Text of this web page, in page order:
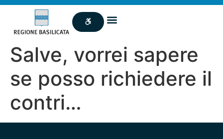
Salve, vorrei sapere
se posso richiedere il
contri…